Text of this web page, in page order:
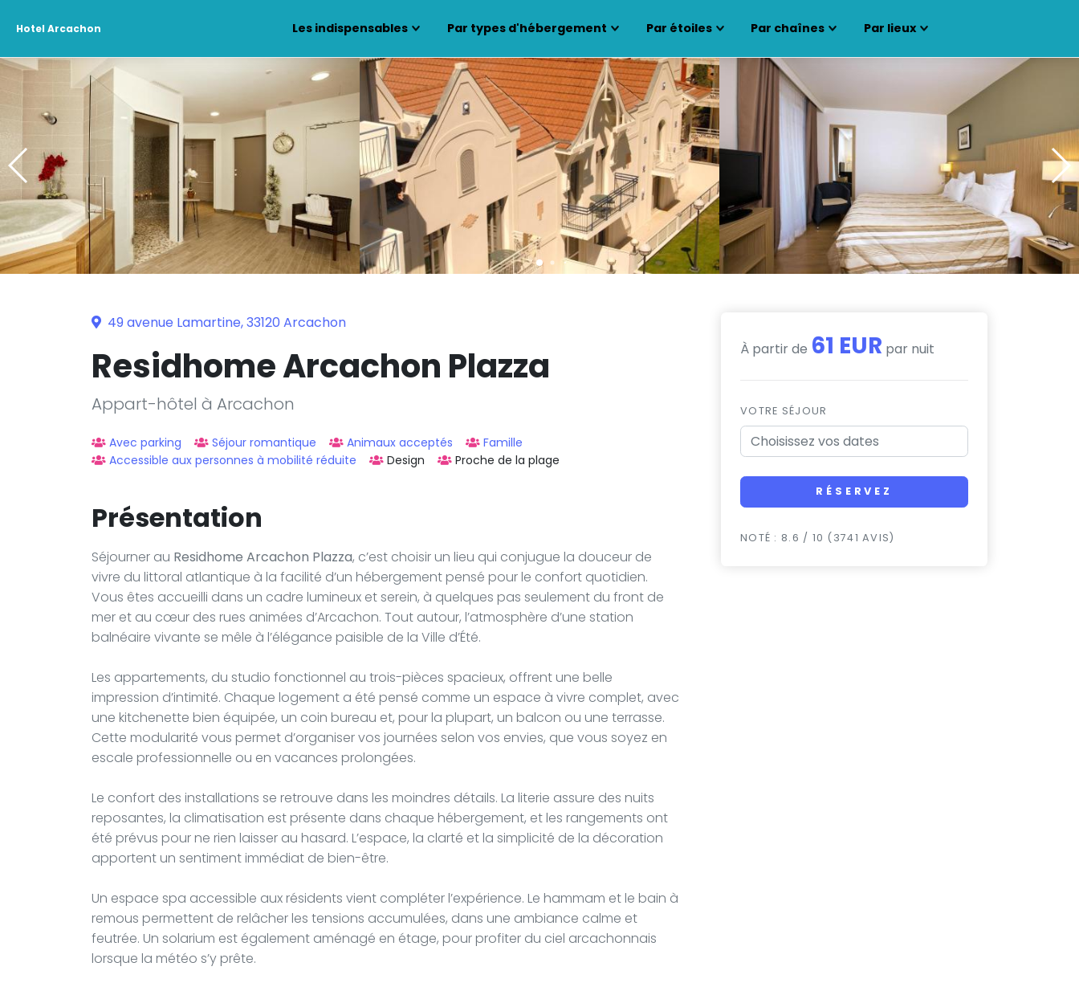
Hotel Arcachon Les indispensables Par types d'hébergement Par étoiles Par chaînes Par lieux
49 avenue Lamartine, 33120 Arcachon
Residhome Arcachon Plazza
Appart-hôtel à Arcachon
Avec parking Séjour romantique Animaux acceptés
Famille
Accessible aux personnes à mobilité réduite
Design Proche de la plage
Présentation
Séjourner au Residhome Arcachon Plazza, c’est choisir un lieu qui conjugue la douceur de
vivre du littoral atlantique à la facilité d’un hébergement pensé pour le confort quotidien.
Vous êtes accueilli dans un cadre lumineux et serein, à quelques pas seulement du front de
mer et au cœur des rues animées d’Arcachon. Tout autour, l’atmosphère d’une station
balnéaire vivante se mêle à l’élégance paisible de la Ville d’Été.
Les appartements, du studio fonctionnel au trois-pièces spacieux, offrent une belle
impression d’intimité. Chaque logement a été pensé comme un espace à vivre complet, avec
une kitchenette bien équipée, un coin bureau et, pour la plupart, un balcon ou une terrasse.
Cette modularité vous permet d’organiser vos journées selon vos envies, que vous soyez en
escale professionnelle ou en vacances prolongées.
Le confort des installations se retrouve dans les moindres détails. La literie assure des nuits
reposantes, la climatisation est présente dans chaque hébergement, et les rangements ont
été prévus pour ne rien laisser au hasard. L’espace, la clarté et la simplicité de la décoration
apportent un sentiment immédiat de bien-être.
Un espace spa accessible aux résidents vient compléter l’expérience. Le hammam et le bain à
remous permettent de relâcher les tensions accumulées, dans une ambiance calme et
feutrée. Un solarium est également aménagé en étage, pour profiter du ciel arcachonnais
lorsque la météo s’y prête.
À partir de 61 EUR par nuit
VOTRE SÉJOUR
RÉSERVEZ
NOTÉ : 8.6 / 10 (3741 AVIS)